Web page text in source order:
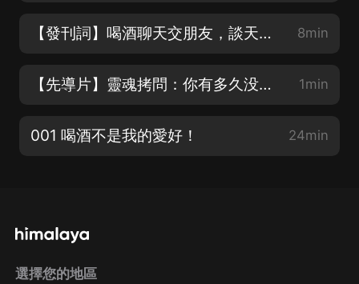
【發刊詞】喝酒聊天交朋友，談天說地混江湖 8min
【先導片】靈魂拷問：你有多久没玩兒了？ 1min
001 喝酒不是我的愛好！ 24min
選擇您的地區